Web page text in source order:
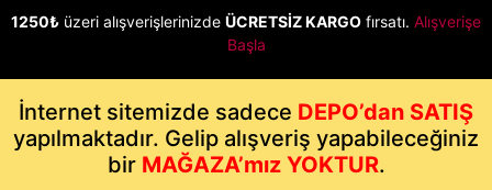
1250₺ üzeri alışverişlerinizde ÜCRETSİZ KARGO fırsatı. Alışverişe
Başla
İnternet sitemizde sadece DEPO’dan SATIŞ
yapılmaktadır. Gelip alışveriş yapabileceğiniz
bir MAĞAZA’mız YOKTUR.